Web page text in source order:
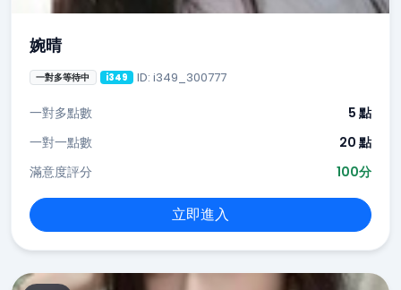
婉晴
一對多等待中 i349 ID: i349_300777
一對多點數
5 點
一對一點數
20 點
滿意度評分
100分
立即進入